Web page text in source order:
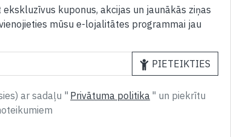
kuponus, akcijas un jaunākās ziņas
mūsu e-lojalitātes programmai jau
PIETEIKTIES
ar sadaļu " Privātuma politika " un piekrītu